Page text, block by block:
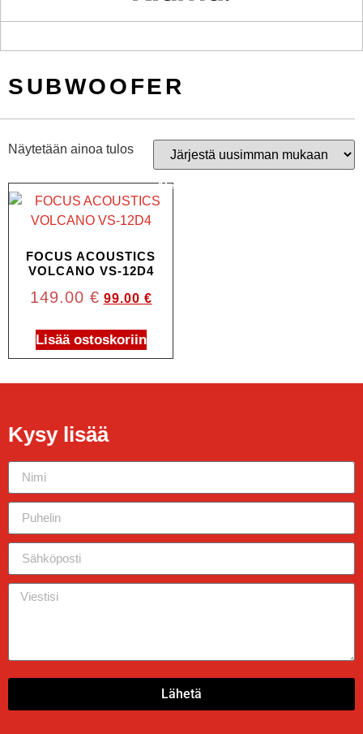
SUBWOOFER
Näytetään ainoa tulos
Ale!
FOCUS ACOUSTICS
VOLCANO VS-12D4
149.00 € 99.00 €
Lisää ostoskoriin
Kysy lisää
Lähetä